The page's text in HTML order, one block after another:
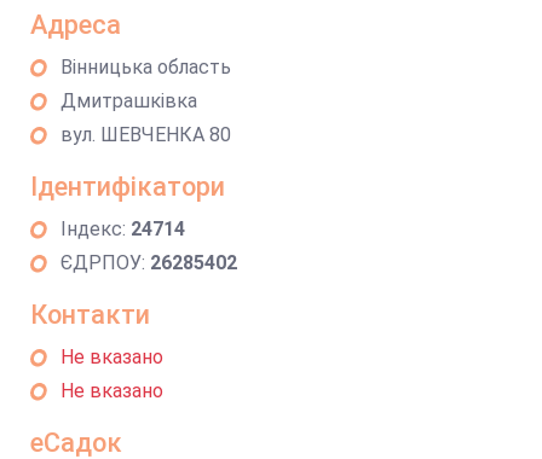
Адреса
Вінницька область
Дмитрашківка
вул. ШЕВЧЕНКА 80
Ідентифікатори
Індекс: 24714
ЄДРПОУ: 26285402
Контакти
Не вказано
Не вказано
еСадок